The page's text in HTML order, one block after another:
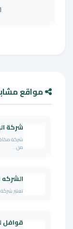
مواقع مشابهة
شركة
شركة
من...
الشركه
تعتبر
قوافل